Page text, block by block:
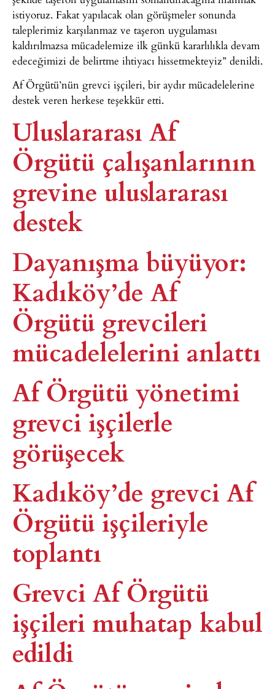
istiyoruz. Fakat yapılacak olan görüşmeler sonunda
taleplerimiz karşılanmaz ve taşeron uygulaması
kaldırılmazsa mücadelemize ilk günkü kararlılıkla devam
edeceğimizi de belirtme ihtiyacı hissetmekteyiz” denildi.
Af Örgütü’nün grevci işçileri, bir aydır mücadelelerine
destek veren herkese teşekkür etti.
Uluslararası Af
Örgütü çalışanlarının
grevine uluslararası
destek
Dayanışma büyüyor:
Kadıköy’de Af
Örgütü grevcileri
mücadelelerini anlattı
Af Örgütü yönetimi
grevci işçilerle
görüşecek
Kadıköy’de grevci Af
Örgütü işçileriyle
toplantı
Grevci Af Örgütü
işçileri muhatap kabul
edildi